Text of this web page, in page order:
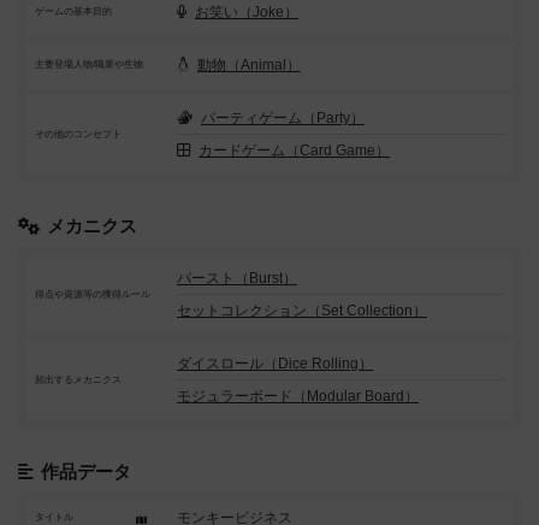
ゲームの基本目的 お笑い（Joke）
主要登場人物/職業や生物 動物（Animal）
その他のコンセプト
パーティゲーム（Party）
カードゲーム（Card Game）
メカニクス
得点や資源等の獲得ルール
バースト（Burst）
セットコレクション（Set Collection）
頻出するメカニクス
ダイスロール（Dice Rolling）
モジュラーボード（Modular Board）
作品データ
タイトル モンキービジネス